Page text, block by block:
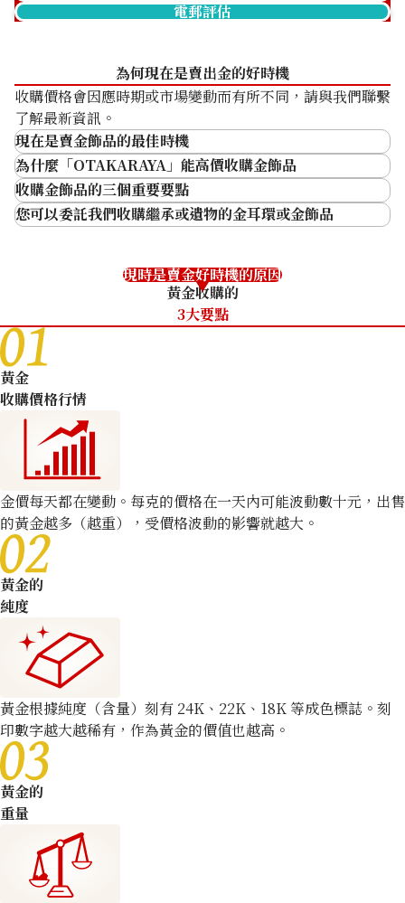
18K gold (K18) broken necklace
HKD 6,870.86
24K gold (K24) necklace
26.6g
參考回收價
HKD 36,675.81
商品分類 金飾
分店
佐敦店(尖沙咀)
商品分類 金飾
分店
佐敦店(尖沙咀)
K24 Ring
商品分類
狀態
詳情
佐敦店(尖沙咀)
收購日期: 2026年2月
K24 Bracelet
收購日期: 2026年2月
K24 Bracelet
商品分類
狀態
詳情
非常乾淨
分店
狀態
S
詳情
非常乾淨
電郵評估
為何現在是賣出金的好時機
收購價格會因應時期或市場變動而有所不同，請與我們聯繫
了解最新資訊。
現在是賣金飾品的最佳時機
為什麼「OTAKARAYA」能高價收購金飾品
收購金飾品的三個重要要點
金的純度越高，收購價格越高
名牌與熱門設計的飾品會獲得更高評價
鑲嵌稀有寶石的金飾品更容易賣得更高價
您可以委託我們收購繼承或遺物的金耳環或金飾品
同時評估多個物品，收購價會提高！
02
03
現時是賣金好時機的原因
黃金收購的
3大要點
黃金
收購價格行情
金價每天都在變動。每克的價格在一天內可能波動數十元，出售
的黃金越多（越重），受價格波動的影響就越大。
黃金的
純度
黃金根據純度（含量）刻有 24K、22K、18K 等成色標誌。刻
印數字越大越稀有，作為黃金的價值也越高。
黃金的
重量